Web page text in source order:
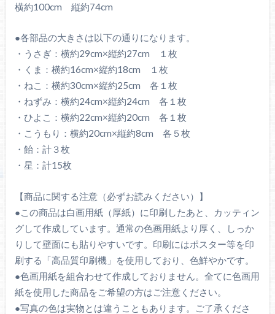
横約100cm 縦約74cm
●各部品の大きさは以下の通りになります。
・うさぎ：横約29cm×縦約27cm １枚
・くま：横約16cm×縦約18cm １枚
・ねこ：横約30cm×縦約25cm 各１枚
・ねずみ：横約24cm×縦約24cm 各１枚
・ひよこ：横約22cm×縦約20cm 各１枚
・こうもり：横約20cm×縦約8cm 各５枚
・飴：計３枚
・星：計15枚
【商品に関する注意（必ずお読みください）】
●この商品は白画用紙（厚紙）に印刷したあと、カッティン
グして作成しています。通常の色画用紙より厚く、しっか
りして壁面にも貼りやすいです。印刷にはポスター等を印
刷する「高品質印刷機」を使用しており、色鮮やかです。
●色画用紙を組合わせて作成しておりません。全てに色画用
紙を使用した商品をご希望の方はご注意ください。
●写真の色は実物とは違うこともあります。ご了承くださ